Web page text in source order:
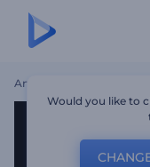
Ana Sayfa
Would you like to